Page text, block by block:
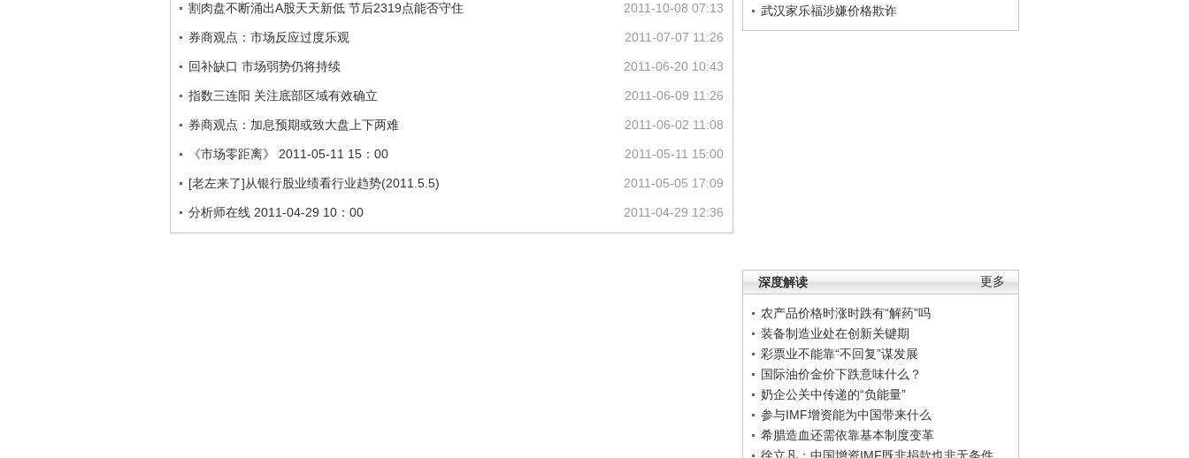
武汉家乐福涉嫌价格欺诈
更多
深度解读
农产品价格时涨时跌有“解药”吗
装备制造业处在创新关键期
彩票业不能靠“不回复”谋发展
国际油价金价下跌意味什么？
奶企公关中传递的“负能量”
参与IMF增资能为中国带来什么
希腊造血还需依靠基本制度变革
2011-10-08 07:13
割肉盘不断涌出A股天天新低 节后2319点能否守住
2011-07-07 11:26
券商观点：市场反应过度乐观
2011-06-20 10:43
回补缺口 市场弱势仍将持续
2011-06-09 11:26
指数三连阳 关注底部区域有效确立
2011-06-02 11:08
券商观点：加息预期或致大盘上下两难
2011-05-11 15:00
《市场零距离》 2011-05-11 15：00
2011-05-05 17:09
[老左来了]从银行股业绩看行业趋势(2011.5.5)
2011-04-29 12:36
分析师在线 2011-04-29 10：00